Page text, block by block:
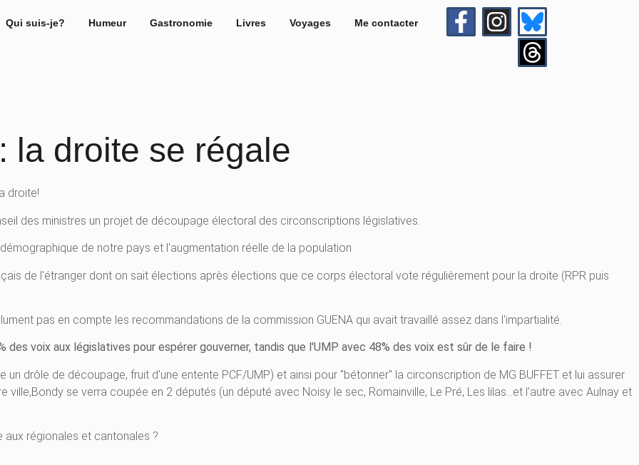
Qui suis-je? Humeur Gastronomie Livres Voyages Me contacter
la droite se régale
droite!
des ministres un projet de découpage électoral des circonscriptions législatives.
de notre pays et l'augmentation réelle de la population
de l'étranger dont on sait élections après élections que ce corps électoral vote régulièrement pour la droite (RPR puis
pas en compte les recommandations de la commission GUENA qui avait travaillé assez dans l'impartialité.
voix aux législatives pour espérer gouverner, tandis que l'UMP avec 48% des voix est sûr de le faire !
drôle de découpage, fruit d'une entente PCF/UMP) et ainsi pour "bétonner" la circonscription de MG BUFFET et lui assurer
ville,Bondy se verra coupée en 2 députés (un député avec Noisy le sec, Romainville, Le Pré, Les lilas…et l'autre avec Aulnay et
aux régionales et cantonales ?